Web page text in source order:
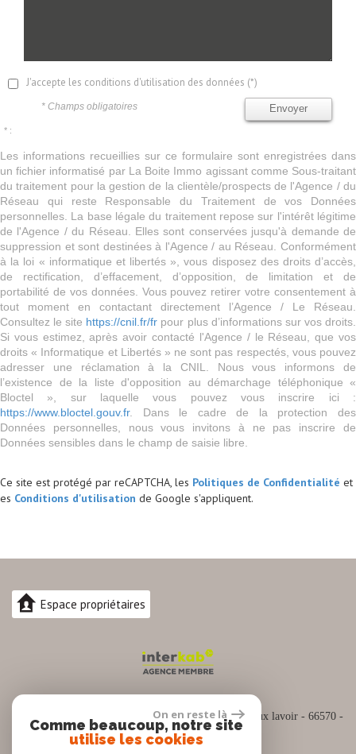
J'accepte les conditions d'utilisation des données (*)
Envoyer
* Champs obligatoires
* :
Les informations recueillies sur ce formulaire sont enregistrées dans
un fichier informatisé par La Boite Immo agissant comme Sous-traitant
du traitement pour la gestion de la clientèle/prospects de l'Agence / du
Réseau qui reste Responsable du Traitement de vos Données
personnelles. La base légale du traitement repose sur l'intérêt légitime
de l'Agence / du Réseau. Elles sont conservées jusqu'à demande de
suppression et sont destinées à l'Agence / au Réseau. Conformément
à la loi « informatique et libertés », vous disposez des droits d’accès,
de rectification, d’effacement, d’opposition, de limitation et de
portabilité de vos données. Vous pouvez retirer votre consentement à
tout moment en contactant directement l’Agence / Le Réseau.
Consultez le site https://cnil.fr/fr pour plus d’informations sur vos droits.
Si vous estimez, après avoir contacté l'Agence / le Réseau, que vos
droits « Informatique et Libertés » ne sont pas respectés, vous pouvez
adresser une réclamation à la CNIL. Nous vous informons de
l’existence de la liste d'opposition au démarchage téléphonique «
Bloctel », sur laquelle vous pouvez vous inscrire ici :
https://www.bloctel.gouv.fr. Dans le cadre de la protection des
Données personnelles, nous vous invitons à ne pas inscrire de
Données sensibles dans le champ de saisie libre.
Ce site est protégé par reCAPTCHA, les Politiques de Confidentialité et
es Conditions d'utilisation de Google s'appliquent.
Espace propriétaires
Espace commercial Cap Sud Rue du vieux lavoir - 66570 -
SAINT NAZAIRE
contact@pro-immo66.fr
On en reste là
Comme beaucoup, notre site
utilise les cookies